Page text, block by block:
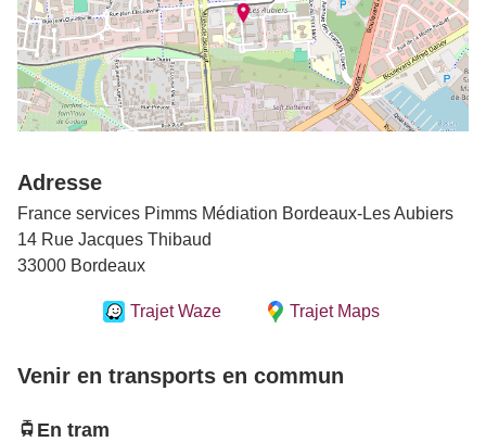
Adresse
France services Pimms Médiation Bordeaux-Les Aubiers
14 Rue Jacques Thibaud
33000 Bordeaux
Trajet Waze Trajet Maps
Venir en transports en commun
En tram